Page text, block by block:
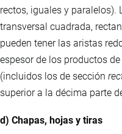
rectos, iguales y paralelos).
transversal cuadrada,
pueden tener las aristas
espesor de los productos
(incluidos los de sección
superior a la décima parte
d) Chapas, hojas y tiras